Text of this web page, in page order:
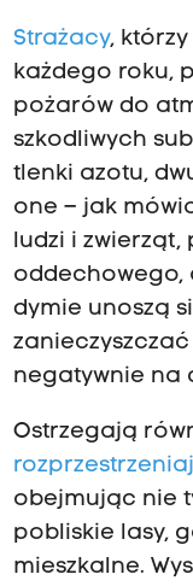
Strażacy,
każdego roku,
pożarów do
szkodliwych
tlenki azotu,
one – jak
ludzi i
oddechowego,
dymie unoszą
negatywnie na
Ostrzegają
obejmując nie
pobliskie lasy,
mieszkalne.